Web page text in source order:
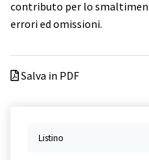
contributo per lo
errori ed omissioni.
Salva in PDF
Listino